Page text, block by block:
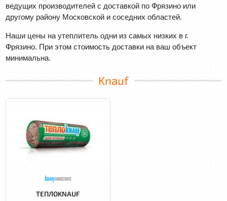
ведущих производителей с доставкой по Фрязино или
другому району Московской и соседних областей.
Наши цены на утеплитель одни из самых низких в г.
Фрязино. При этом стоимость доставки на ваш объект
минимальна.
Knauf
ТЕПЛОKNAUF